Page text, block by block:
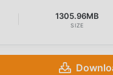
1305.96MB
SIZE